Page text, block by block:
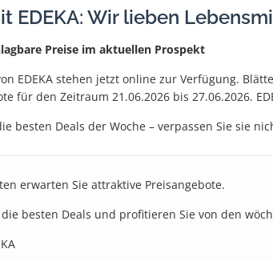
EDEKA: Wir lieben
Preise im aktuellen Prospekt
EDEKA stehen jetzt online zur Verfügung.
für den Zeitraum 21.06.2026 bis 27.06.2026.
besten Deals der Woche – verpassen Sie sie
erwarten Sie attraktive Preisangebote.
besten Deals und profitieren Sie von den